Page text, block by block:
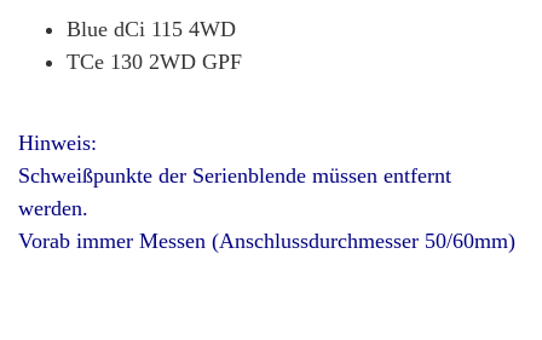
Blue dCi 115 4WD
TCe 130 2WD GPF
Hinweis:
Schweißpunkte der Serienblende müssen entfernt
werden.
Vorab immer Messen (Anschlussdurchmesser 50/60mm)